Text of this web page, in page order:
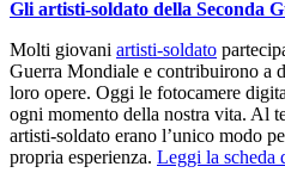
Gli artisti-soldato della Seconda
Molti giovani artisti-soldato
Guerra Mondiale e contribuirono a
loro opere. Oggi le fotocamere
ogni momento della nostra vita. Al
artisti-soldato erano l’unico modo
propria esperienza. Leggi la scheda